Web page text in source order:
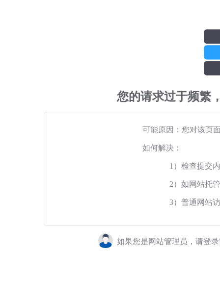
您的请求过于频繁
可能原因：您对该页
如何解决：
1）检查提交
2）如网站托
3）普通网站
如果您是网站管理员，请登